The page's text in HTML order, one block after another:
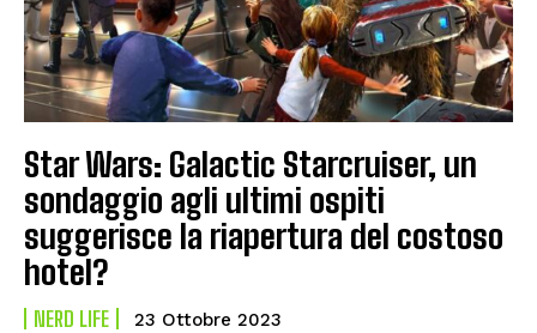
Star Wars: Galactic Starcruiser, un
sondaggio agli ultimi ospiti
suggerisce la riapertura del costoso
hotel?
NERD LIFE 23 Ottobre 2023